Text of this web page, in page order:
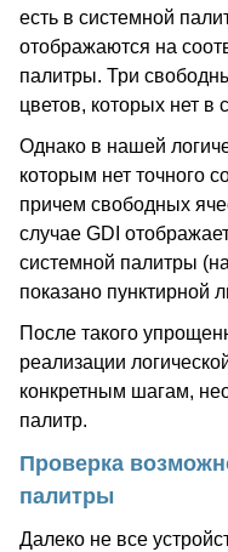
есть в системной
отображаются на
палитры. Три
цветов, которых нет в
Однако в нашей
которым нет точного
причем свободных
случае GDI
системной палитры
показано пунктирной
После такого
реализации
конкретным шагам,
палитр.
Проверка
палитры
Далеко не все